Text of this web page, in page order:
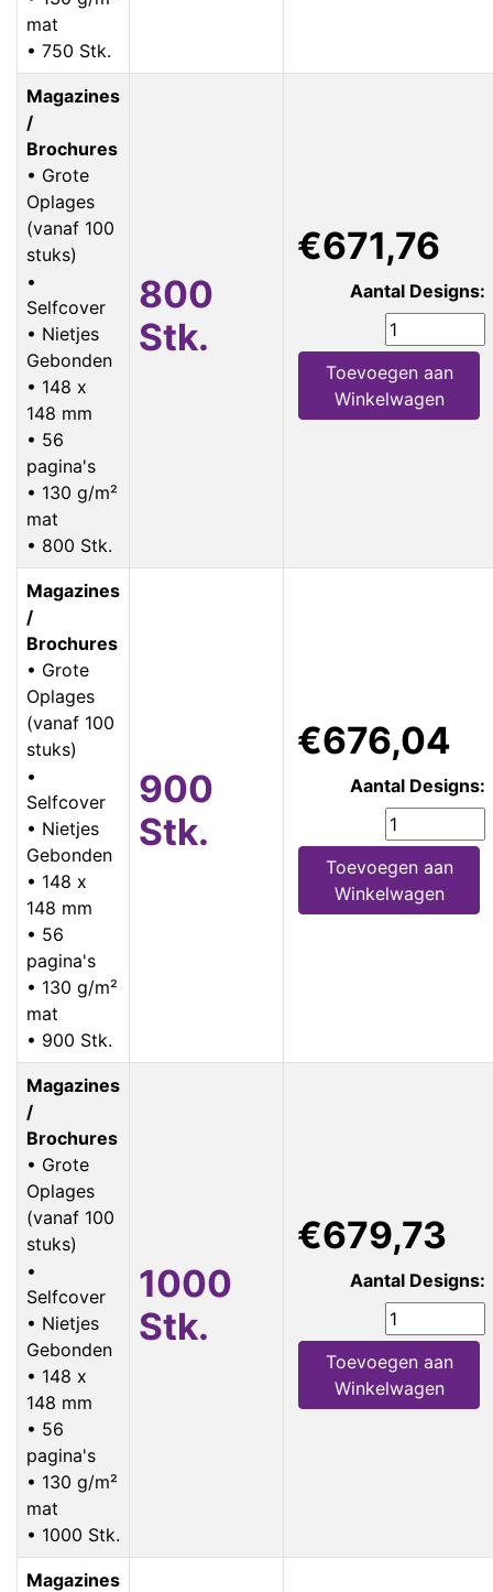
mat
• 750 Stk.
Magazines
/
Brochures
• Grote
Oplages
(vanaf 100
stuks)
•
Selfcover
• Nietjes
Gebonden
• 148 x
148 mm
• 56
pagina's
• 130 g/m²
mat
• 800 Stk.
800
Stk.
€671,76
Aantal Designs:
Toevoegen aan
Winkelwagen
Magazines
/
Brochures
• Grote
Oplages
(vanaf 100
stuks)
•
Selfcover
• Nietjes
Gebonden
• 148 x
148 mm
• 56
pagina's
• 130 g/m²
mat
• 900 Stk.
900
Stk.
€676,04
Aantal Designs:
Toevoegen aan
Winkelwagen
Magazines
/
Brochures
• Grote
Oplages
(vanaf 100
stuks)
•
Selfcover
• Nietjes
Gebonden
• 148 x
148 mm
• 56
pagina's
• 130 g/m²
mat
• 1000 Stk.
1000
Stk.
€679,73
Aantal Designs:
Toevoegen aan
Winkelwagen
Magazines